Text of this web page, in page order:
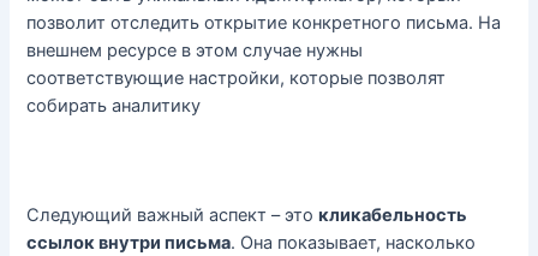
позволит отследить открытие конкретного письма. На
внешнем ресурсе в этом случае нужны
соответствующие настройки, которые позволят
собирать аналитику
Следующий важный аспект – этокликабельность
ссылок внутри письма. Она показывает, насколько